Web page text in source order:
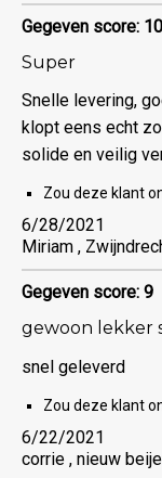
Gegeven score: 10
Super
Snelle levering,
klopt eens echt
solide en veilig
Zou deze klant
6/28/2021
Miriam ,
Gegeven score: 9
gewoon lekker
snel geleverd
Zou deze klant
6/22/2021
corrie , nieuw